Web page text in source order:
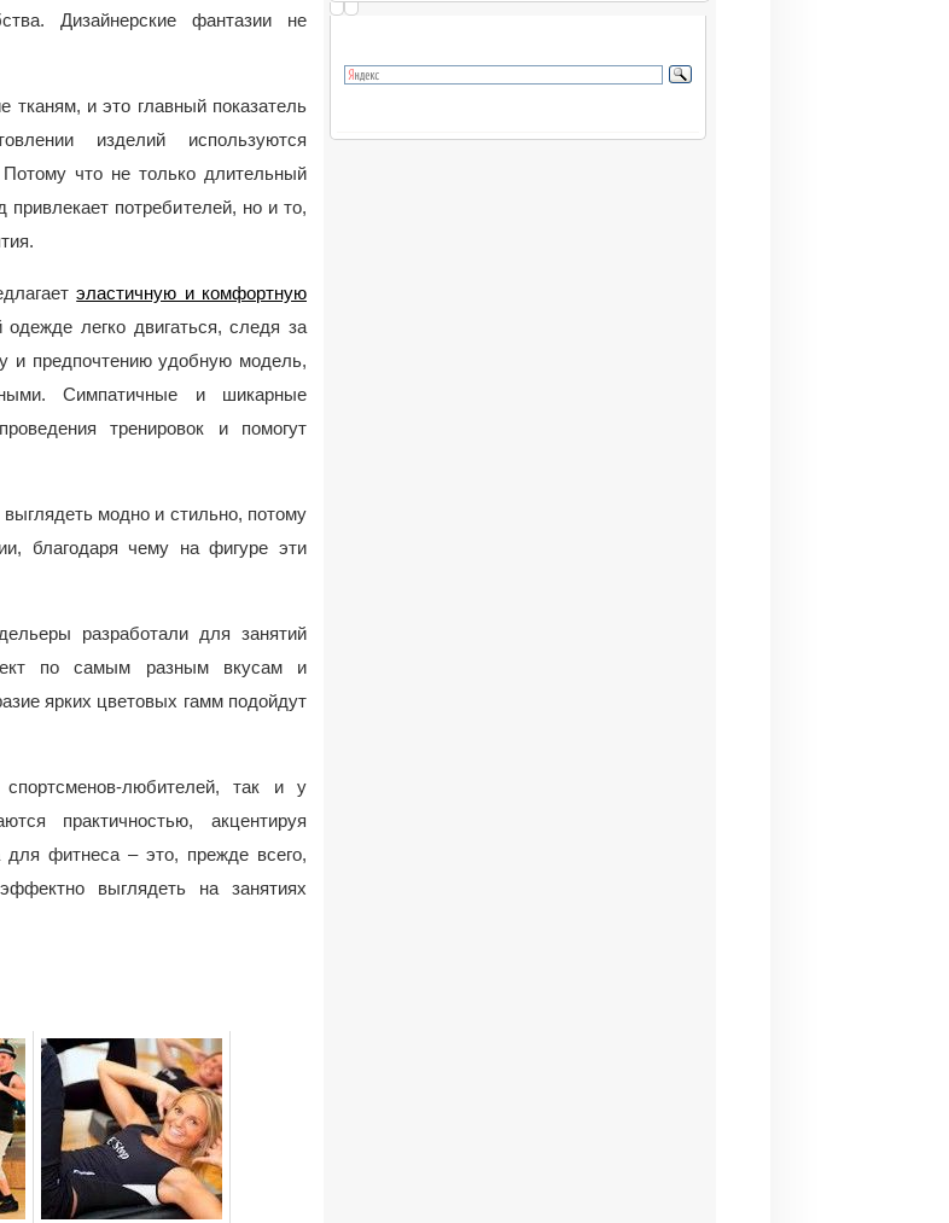
Дизайнерские фантазии не
и это главный показатель
изделий используются
Потому что не только длительный
потребителей, но и то,
эластичную и комфортную
легко двигаться, следя за
и предпочтению удобную модель,
Симпатичные и шикарные
тренировок и помогут
модно и стильно, потому
благодаря чему на фигуре эти
разработали для занятий
по самым разным вкусам и
ярких цветовых гамм подойдут
любителей, так и у
практичностью, акцентируя
фитнеса – это, прежде всего,
выглядеть на занятиях